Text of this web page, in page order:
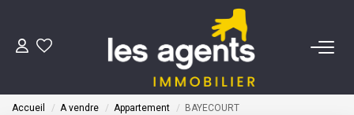
ACHETER
Accueil A vendre Appartement BAYECOURT